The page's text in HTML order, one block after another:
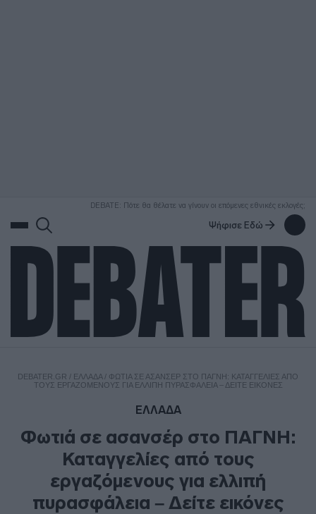
DEBATE: Πότε θα θέλατε να γίνουν οι επόμενες εθνικές εκλογές;
Ψήφισε Εδώ
DEBATER.GR / ΕΛΛΑΔΑ/ ΦΩΤΙΆ ΣΕ ΑΣΑΝΣΈΡ ΣΤΟ ΠΑΓΝΗ: ΚΑΤΑΓΓΕΛΊΕΣ ΑΠΌ
ΤΟΥΣ ΕΡΓΑΖΌΜΕΝΟΥΣ ΓΙΑ ΕΛΛΙΠΉ ΠΥΡΑΣΦΆΛΕΙΑ – ΔΕΊΤΕ ΕΙΚΌΝΕΣ
ΕΛΛΑΔΑ
Φωτιά σε ασανσέρ στο ΠΑΓΝΗ:
Καταγγελίες από τους
εργαζόμενους για ελλιπή
πυρασφάλεια – Δείτε εικόνες